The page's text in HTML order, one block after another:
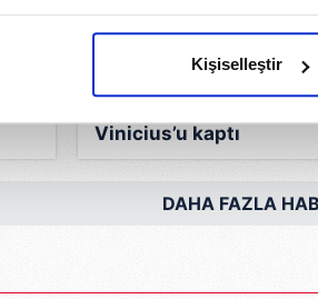
gelen çabayı gösterdiğimizi ve
çerezlere izin vermedikleri takdirde,
için İnternet Sitemizde
çerezler, sitemizin daha işlevsel
amaçlarıyla sınırlı olarak
yer alan panel vasıtasıyla
Kişiselleştir
PSG intikamını aldı
Vinicius’u kaptı
DAHA FAZLA